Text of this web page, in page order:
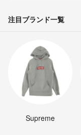
注目ブランド一覧
Supreme